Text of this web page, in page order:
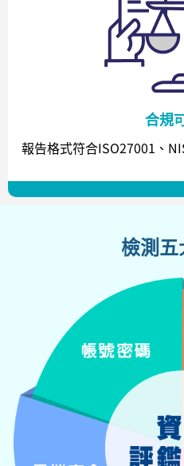
合規
報告格式符合ISO27001、
檢測五